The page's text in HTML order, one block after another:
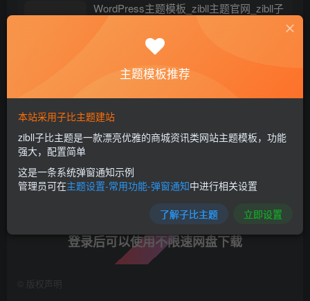
WordPress主题模板_zibll主题官网_zibll子
如何让主题LOGO自动变色，不用做动态图，以下代码放到
子比主题后代自定义代码中>自定义头部HTML代码
就可以实现，目前只测试过 子比主题，其他主题自行测试。
此处内容已隐藏，请评论后刷新页面查看.
登录后可以使用不限速网盘下载
版权声明
主题模板推荐
本站采用子比主题建站
zibll子比主题是一款漂亮优雅的商城资讯类网站主题模板，功能
强大，配置简单
这是一条系统弹窗通知示例
管理员可在主题设置-常用功能-弹窗通知中进行相关设置
了解子比主题 立即设置